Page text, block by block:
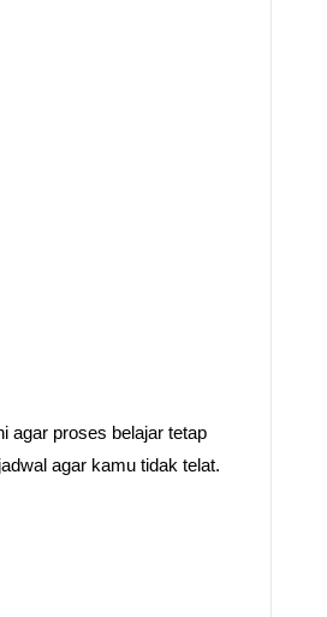
agar proses belajar tetap
agar kamu tidak telat.